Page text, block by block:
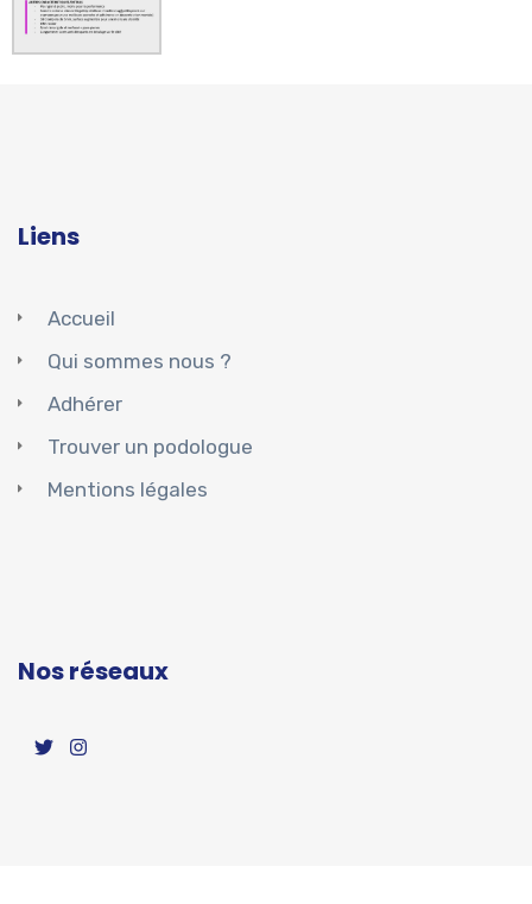
Liens
Accueil
Qui sommes nous ?
Adhérer
Trouver un podologue
Mentions légales
Nos réseaux